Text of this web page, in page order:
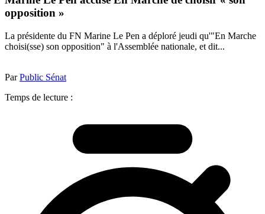
opposition »
La présidente du FN Marine Le Pen a déploré jeudi qu'"En Marche
choisi(sse) son opposition" à l'Assemblée nationale, et dit...
ParPublic Sénat
Temps de lecture :